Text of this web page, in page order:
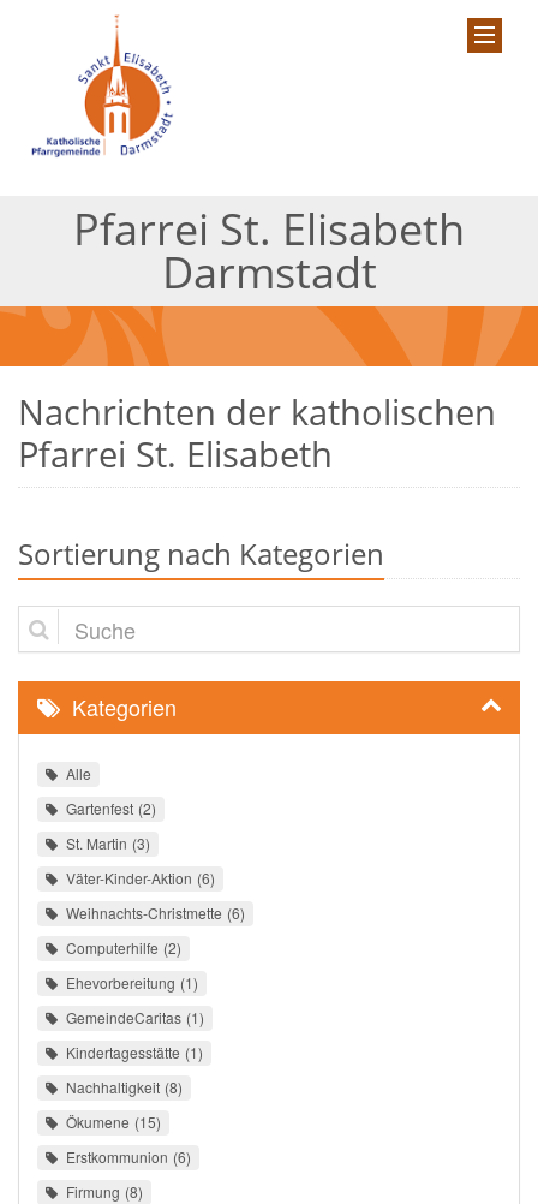
Pfarrei St. Elisabeth
Darmstadt
Nachrichten der katholischen
Pfarrei St. Elisabeth
Sortierung nach Kategorien
Suche
Kategorien
Alle
Gartenfest 2
St. Martin 3
Väter-Kinder-Aktion 6
Weihnachts-Christmette 6
Computerhilfe 2
Ehevorbereitung 1
GemeindeCaritas 1
Kindertagesstätte 1
Nachhaltigkeit 8
Ökumene 15
Erstkommunion 6
Firmung 8